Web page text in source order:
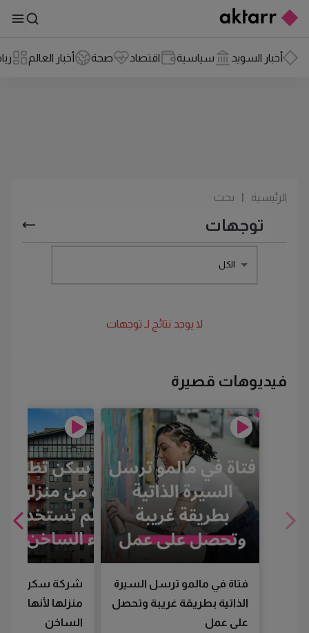
أخبار السويد سياسية اقتصاد صحة أخبار العالم
الرئيسية بحث
الكل
لا يوجد نتائج لـ توجهات
فيديوهات قصيرة
فتاة في مالمو ترسل السيرة
الذاتية بطريقة غريبة وتحصل
على عمل
شركة سكن
منزلها لأنها لم
الساخن